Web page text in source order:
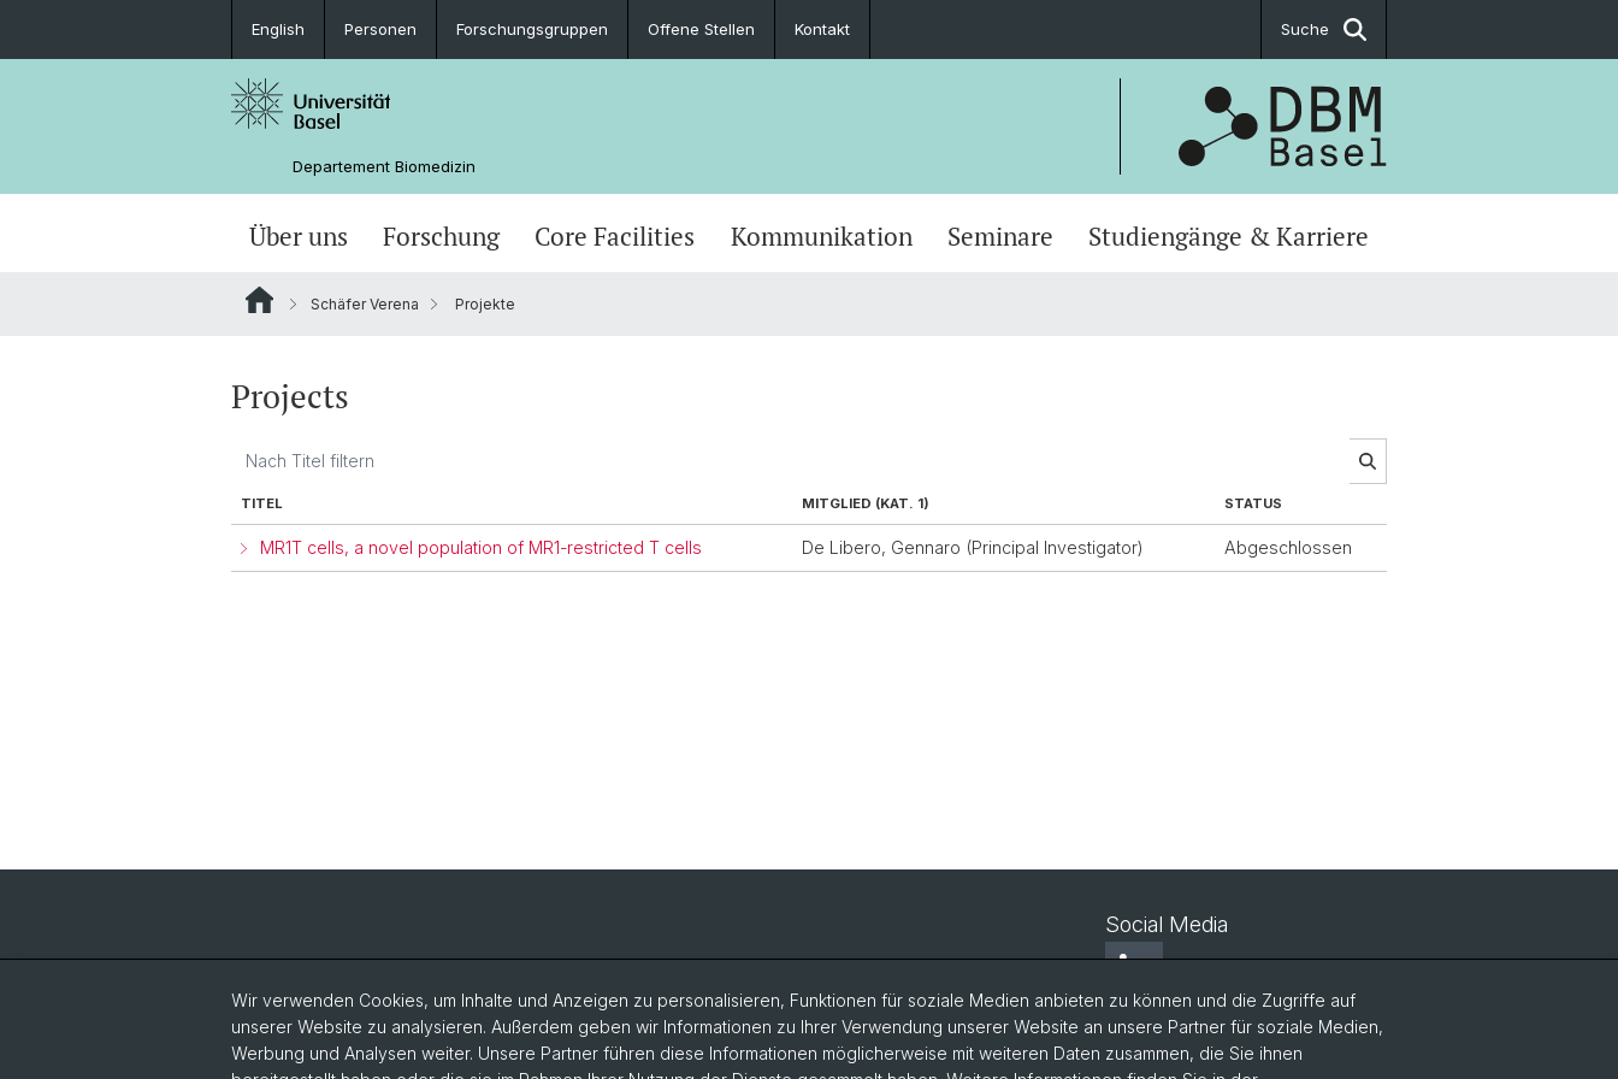
English Personen Forschungsgruppen Offene Stellen Kontakt Suche
Departement Biomedizin
Über uns Forschung Core Facilities Kommunikation Seminare Studiengänge & Karriere
Schäfer Verena Projekte
Projects
TITEL MITGLIED (KAT. 1) STATUS
MR1T cells, a novel population of MR1-restricted T cells De Libero, Gennaro (Principal Investigator) Abgeschlossen
Social Media
Bluesky
Wir verwenden Cookies, um Inhalte und Anzeigen zu personalisieren, Funktionen für soziale Medien anbieten zu können und die Zugriffe auf
unserer Website zu analysieren. Außerdem geben wir Informationen zu Ihrer Verwendung unserer Website an unsere Partner für soziale Medien,
Werbung und Analysen weiter. Unsere Partner führen diese Informationen möglicherweise mit weiteren Daten zusammen, die Sie ihnen